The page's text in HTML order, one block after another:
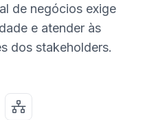
de negócios exige
e atender às
dos stakeholders.